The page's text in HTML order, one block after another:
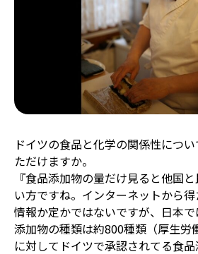
ドイツの食品と化学の関係性につ
ただけますか。
『食品添加物の量だけ見ると他国
い方ですね。インターネットから
情報か定かではないですが、日本
添加物の種類は約800種類（厚生労
に対してドイツで承認されてる食